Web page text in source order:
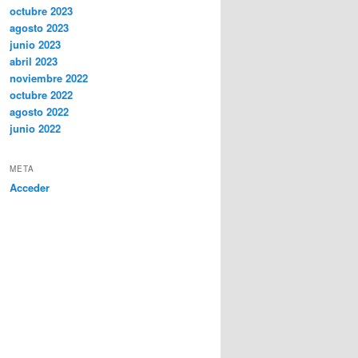
octubre 2023
agosto 2023
junio 2023
abril 2023
noviembre 2022
octubre 2022
agosto 2022
junio 2022
META
Acceder